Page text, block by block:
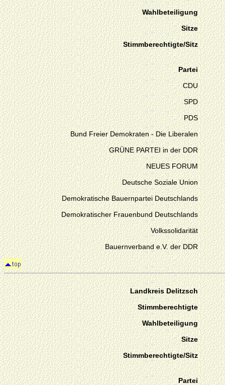
Wahlbeteiligung
Sitze
Stimmberechtigte/Sitz
Partei
CDU
SPD
PDS
Bund Freier Demokraten - Die Liberalen
GRÜNE PARTEI in der DDR
NEUES FORUM
Deutsche Soziale Union
Demokratische Bauernpartei Deutschlands
Demokratischer Frauenbund Deutschlands
Volkssolidarität
Bauernverband e.V. der DDR
Landkreis Delitzsch
Stimmberechtigte
Wahlbeteiligung
Sitze
Stimmberechtigte/Sitz
Partei